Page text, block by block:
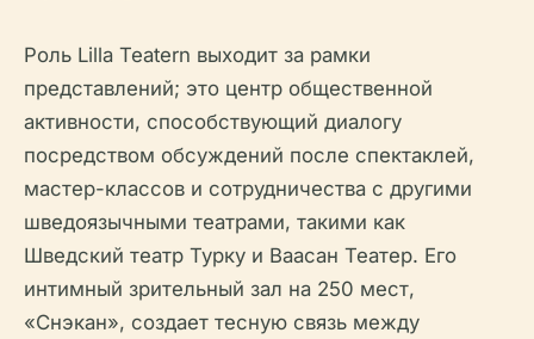
Роль Lilla Teatern выходит за рамки
представлений; это центр общественной
активности, способствующий диалогу
посредством обсуждений после спектаклей,
мастер-классов и сотрудничества с другими
шведоязычными театрами, такими как
Шведский театр Турку и Ваасан Театер. Его
интимный зрительный зал на 250 мест,
«Снэкан», создает тесную связь между